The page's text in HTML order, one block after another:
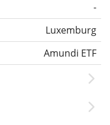
-
Luxemburg
Amundi ETF